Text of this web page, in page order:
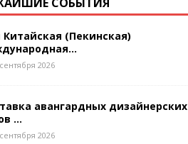
Китайская (Пекинская)
2026
авангардных дизайнерских
...
2026